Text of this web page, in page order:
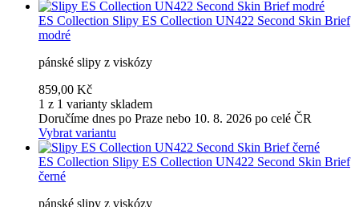
ES Collection Slipy ES Collection UN422 Second Skin Brief
modré
pánské slipy z viskózy
859,00 Kč
1 z 1 varianty skladem
Doručíme dnes po Praze nebo 10. 8. 2026 po celé ČR
Vybrat variantu
ES Collection Slipy ES Collection UN422 Second Skin Brief
černé
pánské slipy z viskózy